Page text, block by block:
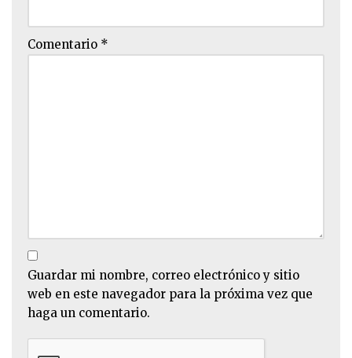
Comentario *
Guardar mi nombre, correo electrónico y sitio
web en este navegador para la próxima vez que
haga un comentario.